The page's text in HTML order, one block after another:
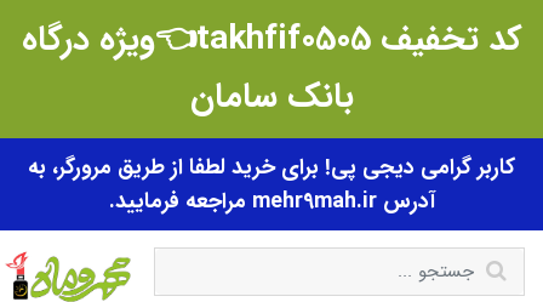
کد تخفیف takhfif0505👈ویژه درگاه
بانک سامان
کاربر گرامی دیجی پی! برای خرید لطفا از طریق مرورگر، به
آدرس mehr9mah.ir مراجعه فرمایید.